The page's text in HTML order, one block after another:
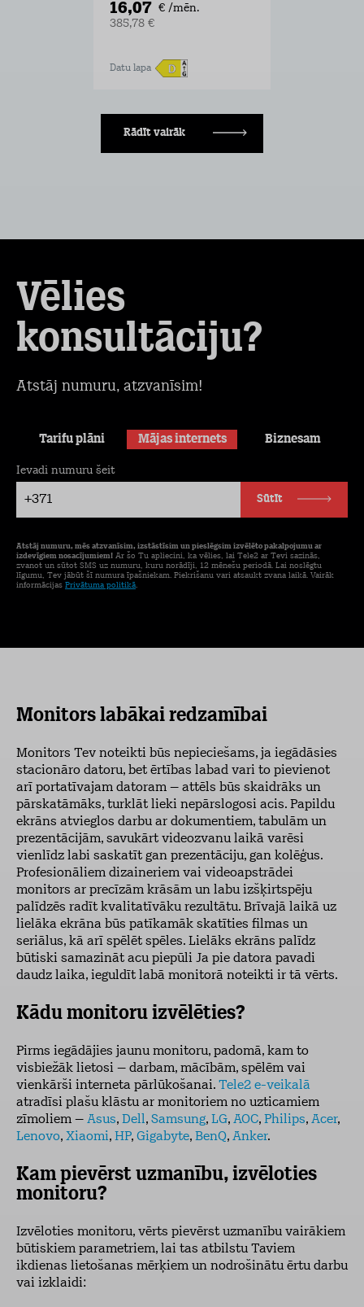
16,07 € /mēn.
385,78 €
Datu lapa
Rādīt vairāk
Vēlies
konsultāciju?
Atstāj numuru, atzvanīsim!
Tarifu plāni Mājas internets Biznesam
+371
Ievadi numuru šeit
Sūtīt
Atstāj numuru, mēs atzvanīsim, izstāstīsim un pieslēgsim izvēlēto pakalpojumu ar
izdevīgiem nosacījumiem! Ar šo Tu apliecini, ka vēlies, lai Tele2 ar Tevi sazinās,
zvanot un sūtot SMS uz numuru, kuru norādīji, 12 mēnešu periodā. Lai noslēgtu
līgumu, Tev jābūt šī numura īpašniekam. Piekrišanu vari atsaukt zvana laikā. Vairāk
informācijas Privātuma politikā.
Monitors labākai redzamībai
Monitors Tev noteikti būs nepieciešams, ja iegādāsies
stacionāro datoru, bet ērtības labad vari to pievienot
arī portatīvajam datoram – attēls būs skaidrāks un
pārskatāmāks, turklāt lieki nepārslogosi acis. Papildu
ekrāns atvieglos darbu ar dokumentiem, tabulām un
prezentācijām, savukārt videozvanu laikā varēsi
vienlīdz labi saskatīt gan prezentāciju, gan kolēģus.
Profesionāliem dizaineriem vai videoapstrādei
monitors ar precīzām krāsām un labu izšķirtspēju
palīdzēs radīt kvalitatīvāku rezultātu. Brīvajā laikā uz
lielāka ekrāna būs patīkamāk skatīties filmas un
seriālus, kā arī spēlēt spēles. Lielāks ekrāns palīdz
būtiski samazināt acu piepūli Ja pie datora pavadi
daudz laika, ieguldīt labā monitorā noteikti ir tā vērts.
Kādu monitoru izvēlēties?
Pirms iegādājies jaunu monitoru, padomā, kam to
visbiežāk lietosi – darbam, mācībām, spēlēm vai
vienkārši interneta pārlūkošanai. Tele2 e-veikalā
atradīsi plašu klāstu ar monitoriem no uzticamiem
zīmoliem – Asus, Dell, Samsung, LG, AOC, Philips, Acer,
Lenovo, Xiaomi, HP, Gigabyte, BenQ, Anker.
Kam pievērst uzmanību, izvēloties
monitoru?
Izvēloties monitoru, vērts pievērst uzmanību vairākiem
būtiskiem parametriem, lai tas atbilstu Taviem
ikdienas lietošanas mērķiem un nodrošinātu ērtu darbu
vai izklaidi: